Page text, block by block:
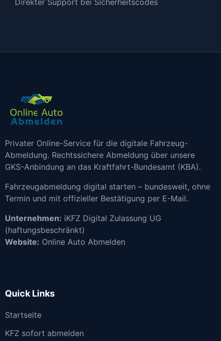
Direkter Support bei Sicherheitscodes
Privater Online-Service für die digitale Fahrzeug-
Abmeldung. Rechtssichere Abmeldung über unsere
GKS-Anbindung an das Kraftfahrt-Bundesamt (KBA).
Fahrzeugabmeldung digital starten – bundesweit, ohne
Termin und mit offizieller Bestätigung per E-Mail.
Unternehmen: iKFZ Digital Zulassung UG
(haftungsbeschränkt)
Website: Online Auto Abmelden
Quick Links
Startseite
KFZ sofort abmelden